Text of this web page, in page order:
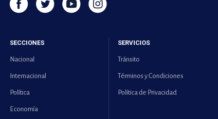
SECCIONES
Nacional
Internacional
Política
Economía
SERVICIOS
Tránsito
Términos y Condiciones
Política de Privacidad